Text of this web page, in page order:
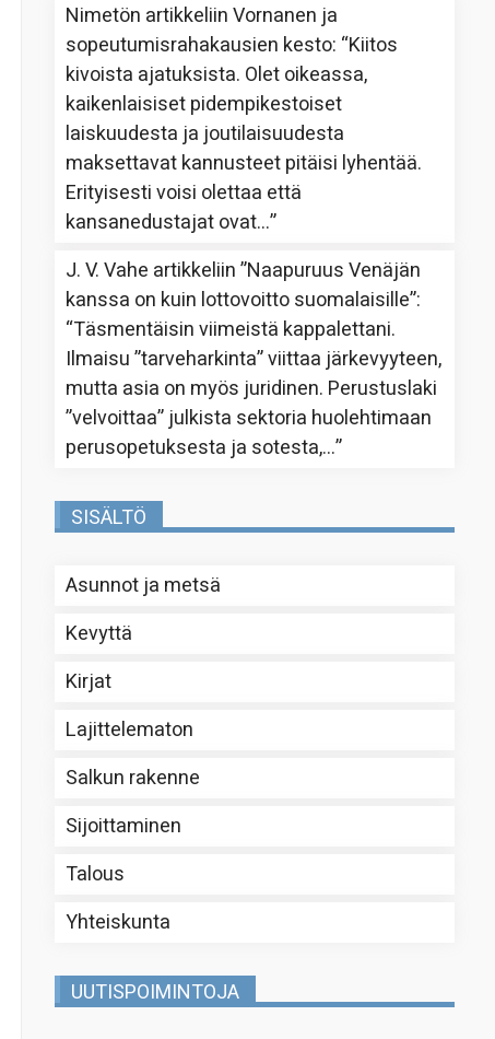
Nimetön artikkeliinVornanen ja
sopeutumisrahakausien kesto: “Kiitos
kivoista ajatuksista. Olet oikeassa,
kaikenlaisiset pidempikestoiset
laiskuudesta ja joutilaisuudesta
maksettavat kannusteet pitäisi lyhentää.
Erityisesti voisi olettaa että
kansanedustajat ovat…”
J. V. Vahe artikkeliin”Naapuruus Venäjän
kanssa on kuin lottovoitto suomalaisille”:
“Täsmentäisin viimeistä kappalettani.
Ilmaisu ”tarveharkinta” viittaa järkevyyteen,
mutta asia on myös juridinen. Perustuslaki
”velvoittaa” julkista sektoria huolehtimaan
perusopetuksesta ja sotesta,…”
SISÄLTÖ
Asunnot ja metsä
Kevyttä
Kirjat
Lajittelematon
Salkun rakenne
Sijoittaminen
Talous
Yhteiskunta
UUTISPOIMINTOJA